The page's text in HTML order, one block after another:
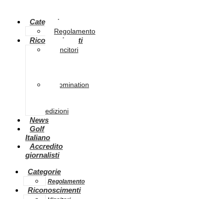
Categorie
Regolamento
Riconoscimenti
Vincitori
Nomination
edizioni
News
Golf
Italiano
Accredito
giornalisti
Categorie
Regolamento
Riconoscimenti